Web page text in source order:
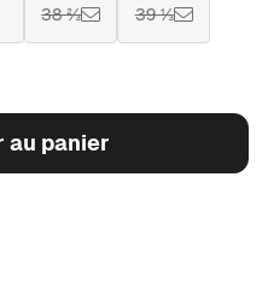
38 ⅔ 39 ⅓
au panier